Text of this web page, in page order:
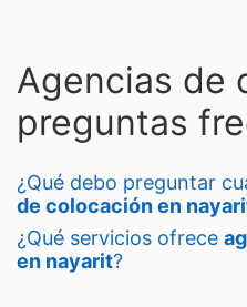
Agencias de
preguntas
¿qué debo preguntar
de colocación en
¿qué servicios ofrece
en nayarit?